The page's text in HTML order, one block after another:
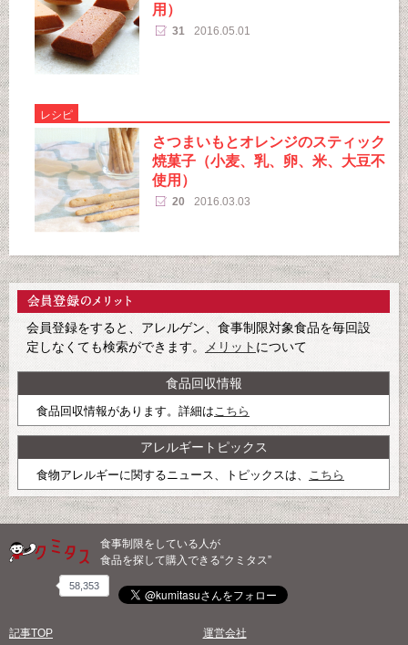
用）
31 2016.05.01
レシピ
さつまいもとオレンジのスティック
焼菓子（小麦、乳、卵、米、大豆不
使用）
20 2016.03.03
会員登録をすると、アレルゲン、食事制限対象食品を毎回設
定しなくても検索ができます。
メリット について
食品回収情報
食品回収情報があります。詳細はこちら
アレルギートピックス
食物アレルギーに関するニュース、トピックスは、 こちら
食事制限をしている人が
食品を探して購入できる“クミタス”
58,353
記事TOP 運営会社